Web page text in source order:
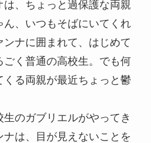
は、ちょっと過保護な両親
ん、いつもそばにいてくれ
ナに囲まれて、はじめて
く普通の高校生。でも何
る両親が最近ちょっと鬱
のガブリエルがやってき
は、目が見えないことを